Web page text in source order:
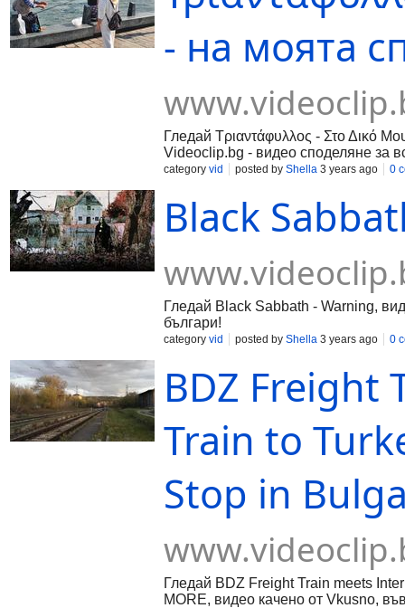
- на моята
Гледай Τριαντάφυλλος - Στο Δικό
Videoclip.bg - видео споделяне за
category vid posted by Shella 3 years ago 0
Black
Гледай Black Sabbath - Warning,
българи!
category vid posted by Shella 3 years ago 0
BDZ Freight
Train to
Stop in
Гледай BDZ Freight Train meets
MORE, видео качено от Vkusno,